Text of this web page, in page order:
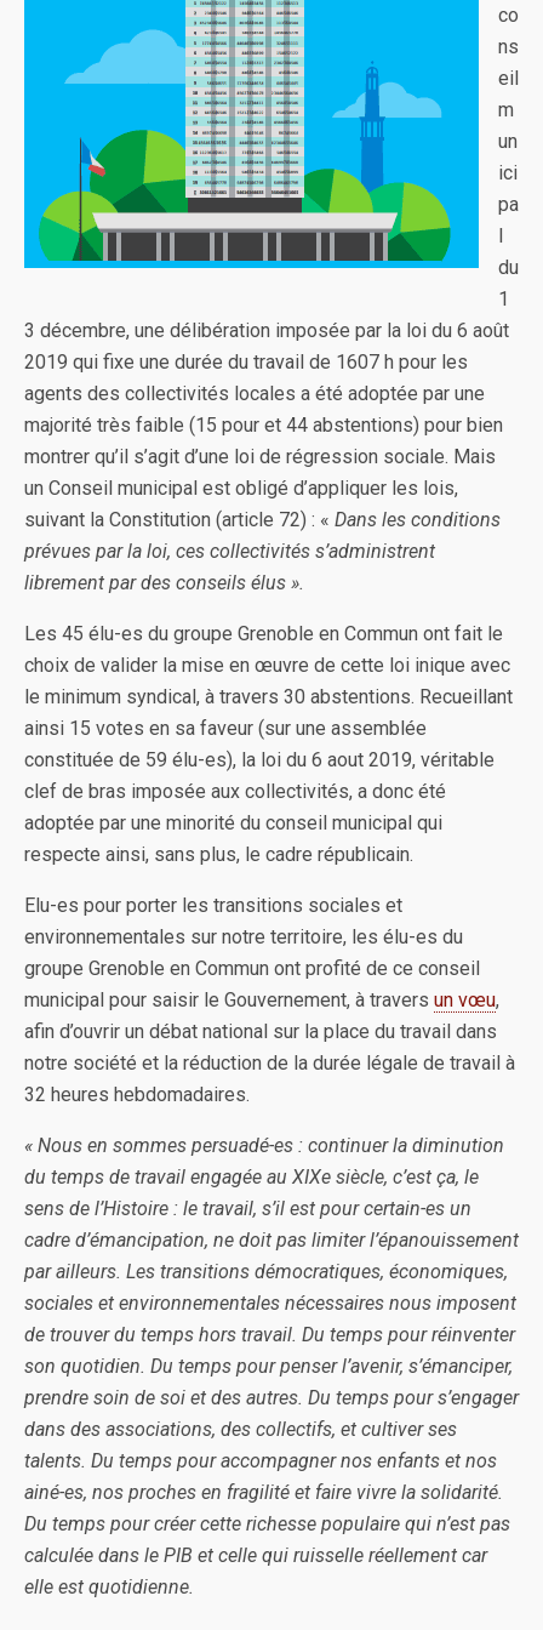
co
ns
eil
m
un
ici
pa
l
du
1
3 décembre, une délibération imposée par la loi du 6 août
2019 qui fixe une durée du travail de 1607 h pour les
agents des collectivités locales a été adoptée par une
majorité très faible (15 pour et 44 abstentions) pour bien
montrer qu’il s’agit d’une loi de régression sociale. Mais
un Conseil municipal est obligé d’appliquer les lois,
suivant la Constitution (article 72) : « Dans les conditions
prévues par la loi, ces collectivités s’administrent
librement par des conseils élus ».
Les 45 élu-es du groupe Grenoble en Commun ont fait le
choix de valider la mise en œuvre de cette loi inique avec
le minimum syndical, à travers 30 abstentions. Recueillant
ainsi 15 votes en sa faveur (sur une assemblée
constituée de 59 élu-es), la loi du 6 aout 2019, véritable
clef de bras imposée aux collectivités, a donc été
adoptée par une minorité du conseil municipal qui
respecte ainsi, sans plus, le cadre républicain.
Elu-es pour porter les transitions sociales et
environnementales sur notre territoire, les élu-es du
groupe Grenoble en Commun ont profité de ce conseil
municipal pour saisir le Gouvernement, à travers un vœu,
afin d’ouvrir un débat national sur la place du travail dans
notre société et la réduction de la durée légale de travail à
32 heures hebdomadaires.
« Nous en sommes persuadé-es : continuer la diminution
du temps de travail engagée au XIXe siècle, c’est ça, le
sens de l’Histoire : le travail, s’il est pour certain-es un
cadre d’émancipation, ne doit pas limiter l’épanouissement
par ailleurs. Les transitions démocratiques, économiques,
sociales et environnementales nécessaires nous imposent
de trouver du temps hors travail. Du temps pour réinventer
son quotidien. Du temps pour penser l’avenir, s’émanciper,
prendre soin de soi et des autres. Du temps pour s’engager
dans des associations, des collectifs, et cultiver ses
talents. Du temps pour accompagner nos enfants et nos
ainé-es, nos proches en fragilité et faire vivre la solidarité.
Du temps pour créer cette richesse populaire qui n’est pas
calculée dans le PIB et celle qui ruisselle réellement car
elle est quotidienne.